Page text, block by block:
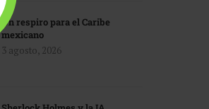
Un respiro para el Caribe
mexicano
3 agosto, 2026